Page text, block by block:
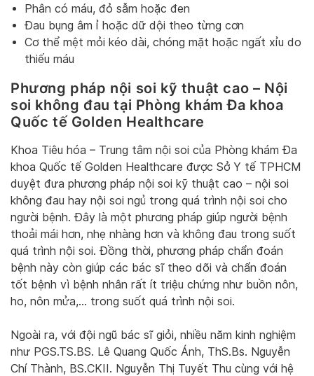
Phân có máu, đỏ sẫm hoặc đen
Đau bụng âm ỉ hoặc dữ dội theo từng cơn
Cơ thể mệt mỏi kéo dài, chóng mặt hoặc ngất xỉu do
thiếu máu
Phương pháp nội soi kỹ thuật cao – Nội
soi không đau tại Phòng khám Đa khoa
Quốc tế Golden Healthcare
Khoa Tiêu hóa – Trung tâm nội soi của Phòng khám Đa
khoa Quốc tế Golden Healthcare được Sở Y tế TPHCM
duyệt đưa phương pháp nội soi kỹ thuật cao – nội soi
không đau hay nội soi ngủ trong quá trình nội soi cho
người bệnh. Đây là một phương pháp giúp người bệnh
thoải mái hơn, nhẹ nhàng hơn và không đau trong suốt
quá trình nội soi. Đồng thời, phương pháp chẩn đoán
bệnh này còn giúp các bác sĩ theo dõi và chẩn đoán
tốt bệnh vì bệnh nhân rất ít triệu chứng như buồn nôn,
ho, nôn mửa,… trong suốt quá trình nội soi.
Ngoài ra, với đội ngũ bác sĩ giỏi, nhiều năm kinh nghiệm
như PGS.TS.BS. Lê Quang Quốc Ánh, ThS.Bs. Nguyễn
Chí Thành, BS.CKII. Nguyễn Thị Tuyết Thu cùng với hệ